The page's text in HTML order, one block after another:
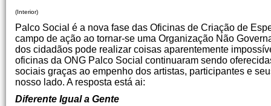
(Interior)
Palco Social é a nova fase das Oficinas de Criação de
campo de ação ao tornar-se uma Organização Não
dos cidadãos pode realizar coisas aparentemente
oficinas da ONG Palco Social continuaram sendo
sociais graças ao empenho dos artistas, participantes e
nosso lado. A resposta está ai:
Diferente Igual a Gente